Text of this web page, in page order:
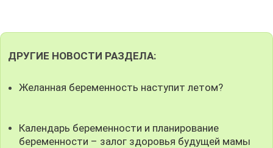
ДРУГИЕ НОВОСТИ РАЗДЕЛА:
Желанная беременность наступит летом?
Календарь беременности и планирование
беременности – залог здоровья будущей мамы